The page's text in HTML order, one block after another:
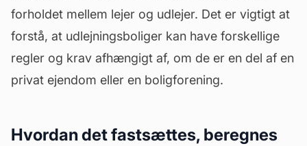
forholdet mellem lejer og udlejer. Det er vigtigt at
forstå, at udlejningsboliger kan have forskellige
regler og krav afhængigt af, om de er en del af en
privat ejendom eller en boligforening.
Hvordan det fastsættes, beregnes